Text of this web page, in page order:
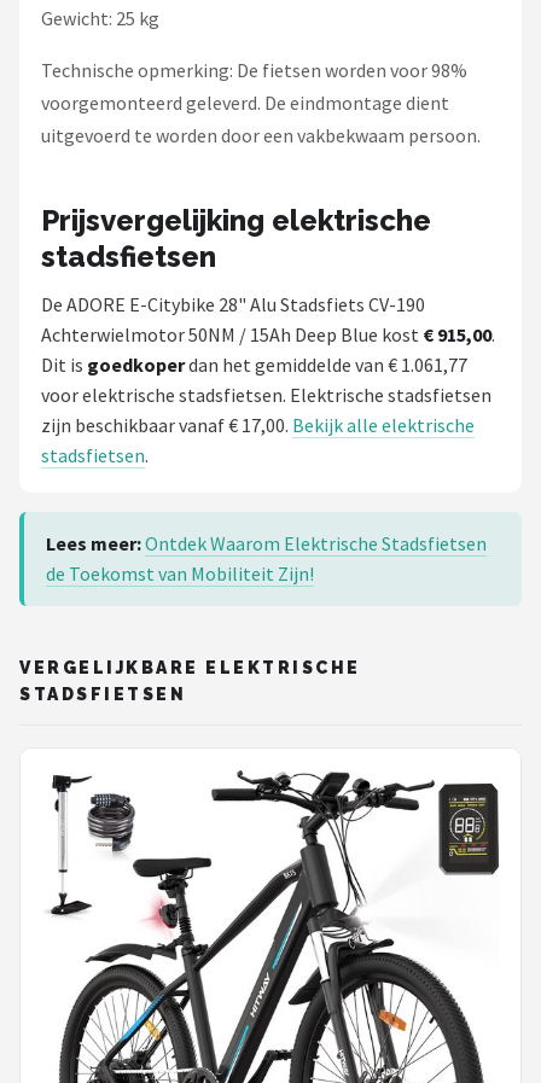
Gewicht: 25 kg
Technische opmerking: De fietsen worden voor 98%
voorgemonteerd geleverd. De eindmontage dient
uitgevoerd te worden door een vakbekwaam persoon.
Prijsvergelijking elektrische
stadsfietsen
De ADORE E-Citybike 28" Alu Stadsfiets CV-190
Achterwielmotor 50NM / 15Ah Deep Blue kost € 915,00.
Dit is goedkoperdan het gemiddelde van € 1.061,77
voor elektrische stadsfietsen. Elektrische stadsfietsen
zijn beschikbaar vanaf € 17,00. Bekijk alle elektrische
stadsfietsen.
Lees meer:Ontdek Waarom Elektrische Stadsfietsen
de Toekomst van Mobiliteit Zijn!
VERGELIJKBARE ELEKTRISCHE
STADSFIETSEN